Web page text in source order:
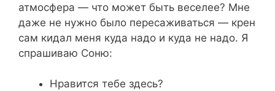
атмосфера — что может быть веселее? Мне
даже не нужно было пересаживаться — крен
сам кидал меня куда надо и куда не надо. Я
спрашиваю Соню:
Нравится тебе здесь?